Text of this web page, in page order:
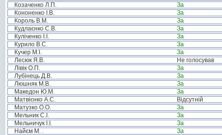
Козаченко Л.П.
За
Кононенко І.В.
За
Король В.М.
За
Кудлаєнко С.В.
За
Куліченко І.І.
За
Курило В.С.
За
Кучер М.І.
За
Лесюк Я.В.
Не голосував
Лівік О.П.
За
Лубінець Д.В.
За
Люшняк М.В.
За
Македон Ю.М.
За
Матвієнко А.С.
Відсутній
Матузко О.О.
За
Мельник С.І.
За
Мельничук І.І.
За
Найєм М. .
За